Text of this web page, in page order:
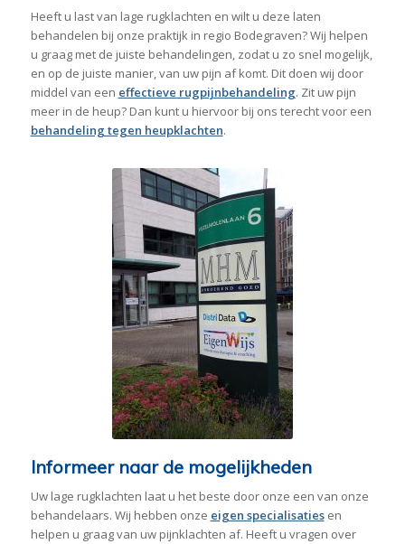
Heeft u last van lage rugklachten en wilt u deze laten
behandelen bij onze praktijk in regio Bodegraven? Wij helpen
u graag met de juiste behandelingen, zodat u zo snel mogelijk,
en op de juiste manier, van uw pijn af komt. Dit doen wij door
middel van een effectieve rugpijnbehandeling. Zit uw pijn
meer in de heup? Dan kunt u hiervoor bij ons terecht voor een
behandeling tegen heupklachten.
Informeer naar de mogelijkheden
Uw lage rugklachten laat u het beste door onze een van onze
behandelaars. Wij hebben onze eigen specialisatiesen
helpen u graag van uw pijnklachten af. Heeft u vragen over